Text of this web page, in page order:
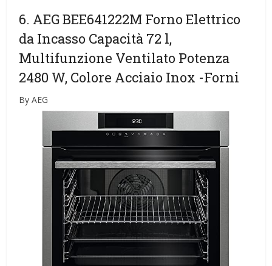
6. AEG BEE641222M Forno Elettrico
da Incasso Capacità 72 l,
Multifunzione Ventilato Potenza
2480 W, Colore Acciaio Inox -Forni
By AEG